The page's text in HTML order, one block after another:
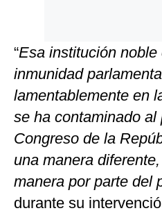
“Esa institución
inmunidad
lamentablemente en
se ha contaminado al
Congreso de la
una manera
manera por parte del
durante su